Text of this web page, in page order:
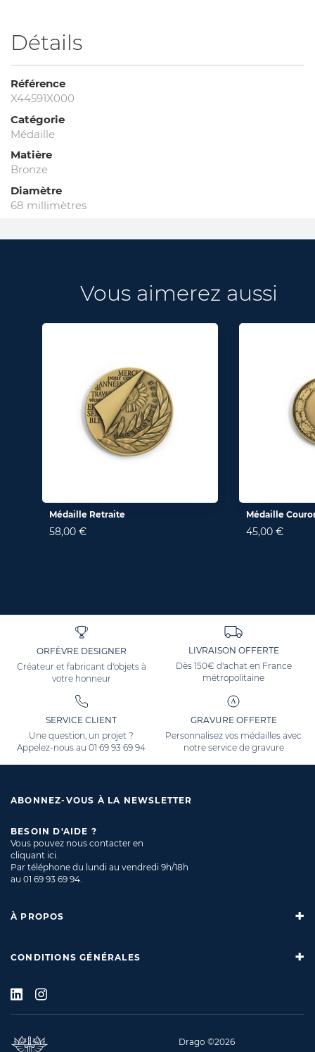
Détails
Référence
X44591X000
Catégorie
Médaille
Matière
Bronze
Diamètre
68 millimètres
Vous aimerez aussi
Médaille Retraite
58,00 €
Médaille
45,00 €
ORFÈVRE DESIGNER
Créateur et fabricant d'objets à
votre honneur
LIVRAISON OFFERTE
Dès 150€ d'achat en France
métropolitaine
SERVICE CLIENT
Une question, un projet ?
Appelez-nous au01 69 93 69 94
GRAVURE OFFERTE
Personnalisez vos médailles avec
notre service de gravure
ABONNEZ-VOUS À LA NEWSLETTER
BESOIN D'AIDE ?
Vous pouvez nous contacter en
cliquant ici.
Par téléphone du lundi au vendredi 9h/18h
au 01 69 93 69 94.
À PROPOS
CONDITIONS GÉNÉRALES
Drago ©2026